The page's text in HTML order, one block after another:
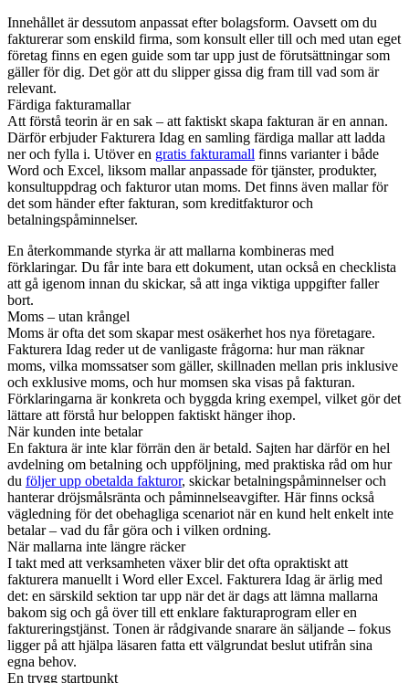
Innehållet är dessutom anpassat efter bolagsform. Oavsett om du
fakturerar som enskild firma, som konsult eller till och med utan eget
företag finns en egen guide som tar upp just de förutsättningar som
gäller för dig. Det gör att du slipper gissa dig fram till vad som är
relevant.
Färdiga fakturamallar
Att förstå teorin är en sak – att faktiskt skapa fakturan är en annan.
Därför erbjuder Fakturera Idag en samling färdiga mallar att ladda
ner och fylla i. Utöver en gratis fakturamall finns varianter i både
Word och Excel, liksom mallar anpassade för tjänster, produkter,
konsultuppdrag och fakturor utan moms. Det finns även mallar för
det som händer efter fakturan, som kreditfakturor och
betalningspåminnelser.
En återkommande styrka är att mallarna kombineras med
förklaringar. Du får inte bara ett dokument, utan också en checklista
att gå igenom innan du skickar, så att inga viktiga uppgifter faller
bort.
Moms – utan krångel
Moms är ofta det som skapar mest osäkerhet hos nya företagare.
Fakturera Idag reder ut de vanligaste frågorna: hur man räknar
moms, vilka momssatser som gäller, skillnaden mellan pris inklusive
och exklusive moms, och hur momsen ska visas på fakturan.
Förklaringarna är konkreta och byggda kring exempel, vilket gör det
lättare att förstå hur beloppen faktiskt hänger ihop.
När kunden inte betalar
En faktura är inte klar förrän den är betald. Sajten har därför en hel
avdelning om betalning och uppföljning, med praktiska råd om hur
du följer upp obetalda fakturor, skickar betalningspåminnelser och
hanterar dröjsmålsränta och påminnelseavgifter. Här finns också
vägledning för det obehagliga scenariot när en kund helt enkelt inte
betalar – vad du får göra och i vilken ordning.
När mallarna inte längre räcker
I takt med att verksamheten växer blir det ofta opraktiskt att
fakturera manuellt i Word eller Excel. Fakturera Idag är ärlig med
det: en särskild sektion tar upp när det är dags att lämna mallarna
bakom sig och gå över till ett enklare fakturaprogram eller en
faktureringstjänst. Tonen är rådgivande snarare än säljande – fokus
ligger på att hjälpa läsaren fatta ett välgrundat beslut utifrån sina
egna behov.
En trygg startpunkt